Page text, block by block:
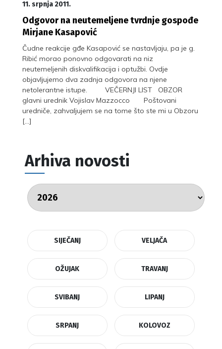
11. srpnja 2011.
Odgovor na neutemeljene tvrdnje gospođe
Mirjane Kasapović
Čudne reakcije gđe Kasapović se nastavljaju, pa je g.
Ribić morao ponovno odgovarati na niz
neutemeljenih diskvalifikacija i optužbi. Ovdje
objavljujemo dva zadnja odgovora na njene
netolerantne istupe. VEČERNJI LIST OBZOR
glavni urednik Vojislav Mazzocco Poštovani
uredniče, zahvaljujem se na tome što ste mi u Obzoru
[…]
Arhiva novosti
SIJEČANJ VELJAČA
OŽUJAK TRAVANJ
SVIBANJ LIPANJ
SRPANJ KOLOVOZ